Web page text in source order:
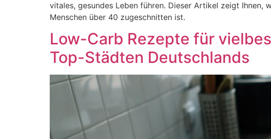
vitales, gesundes Leben führen. Dieser Artikel zeigt Ihnen,
Menschen über 40 zugeschnitten ist.
Low-Carb Rezepte für
Top-Städten Deutschlands